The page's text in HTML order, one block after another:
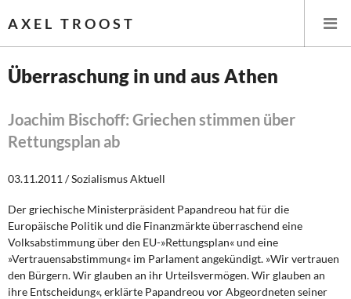
AXEL TROOST
Themen
Leitlinien linker Wirtschafts- und Finanzpolitik
Wirtschaftspolitik
Steuer- und Finanzpolitik
Öffentliche Infrastruktur und Daseinsvorsorge
Überraschung in und aus Athen
Joachim Bischoff: Griechen stimmen über
Rettungsplan ab
03.11.2011 / Sozialismus Aktuell
Der griechische Ministerpräsident Papandreou hat für die
Europäische Politik und die Finanzmärkte überraschend eine
Volksabstimmung über den EU-»Rettungsplan« und eine
»Vertrauensabstimmung« im Parlament angekündigt. »Wir vertrauen
den Bürgern. Wir glauben an ihr Urteilsvermögen. Wir glauben an
ihre Entscheidung«, erklärte Papandreou vor Abgeordneten seiner